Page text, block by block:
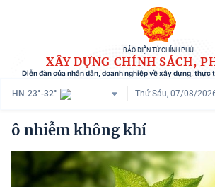
BÁO ĐIỆN TỬ CHÍNH PHỦ
XÂY DỰNG CHÍNH SÁCH,
Diễn đàn của nhân dân, doanh nghiệp về xây dựng, thực
HN 23°-32° Thứ Sáu, 07/08/
Danh mục
Trang chủ
Chính sách mới
ô nhiễm không khí